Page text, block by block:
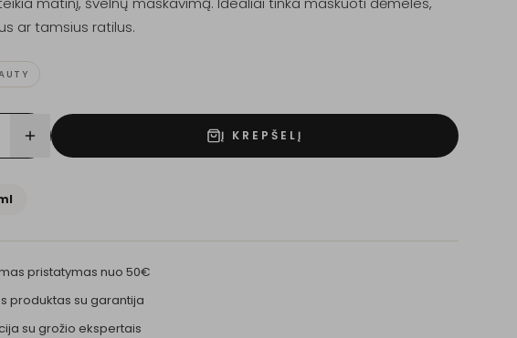
ar tamsius ratilus.
Į KREPŠELĮ
pristatymas nuo 50€
produktas su garantija
su grožio ekspertais